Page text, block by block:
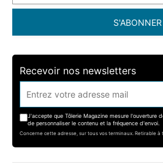
S'ABONNER
Recevoir nos newsletters
J'accepte que Tôlerie Magazine mesure l'ouverture
de personnaliser le contenu et la fréquence d'envoi.
Concerne cette adresse, sur tous vos terminaux. Retirable à